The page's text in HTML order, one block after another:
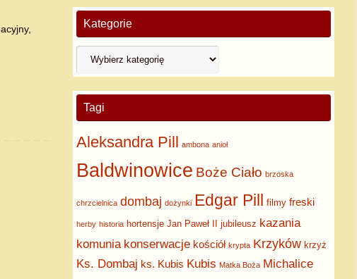
Kategorie
Tagi
Aleksandra Pill ambona anioł
Baldwinowice Boże Ciało brzoska
chrzcielnica dombaj dożynki Edgar Pill filmy freski
herby historia hortensje Jan Paweł II jubileusz kazania
komunia konserwacje kościół krypta Krzyków krzyż
Ks. Dombaj ks. Kubis Kubis Matka Boża Michalice